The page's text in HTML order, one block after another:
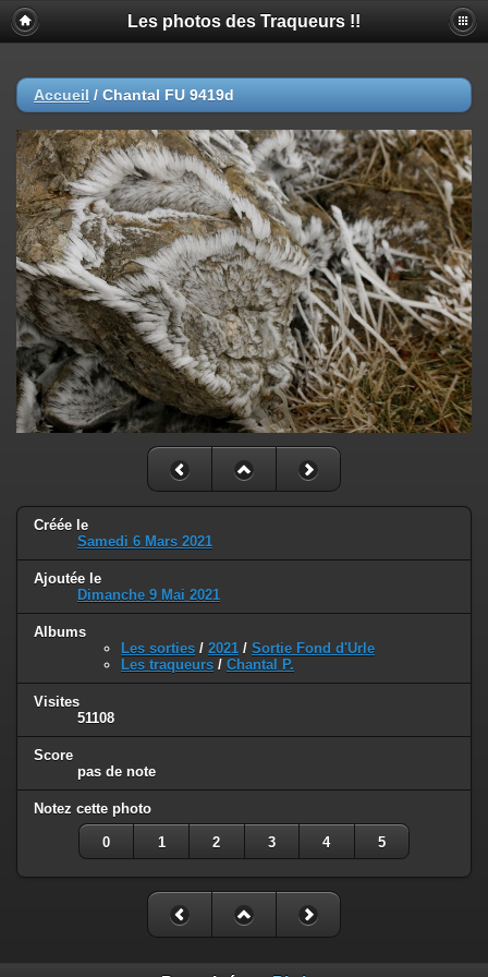
Les photos des Traqueurs !!
Accueil / Chantal FU 9419d
Créée le
Samedi 6 Mars 2021
Ajoutée le
Dimanche 9 Mai 2021
Albums
Les sorties / 2021 / Sortie Fond d'Urle
Les traqueurs / Chantal P.
Visites
51108
Score
pas de note
Notez cette photo
0 1 2 3 4 5